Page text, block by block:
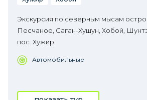
Экскурсия по северным мысам
Песчаное, Саган-Хушун, Хобой,
пос. Хужир.
Автомобильные